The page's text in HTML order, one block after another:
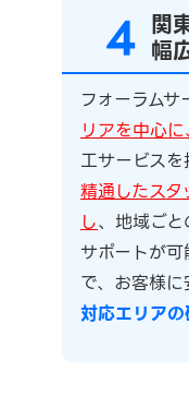
4 関
幅
フォーラムサ
リアを中心
工サービスを
精通したス
し、地域ご
サポートが
で、お客様に
対応エリア